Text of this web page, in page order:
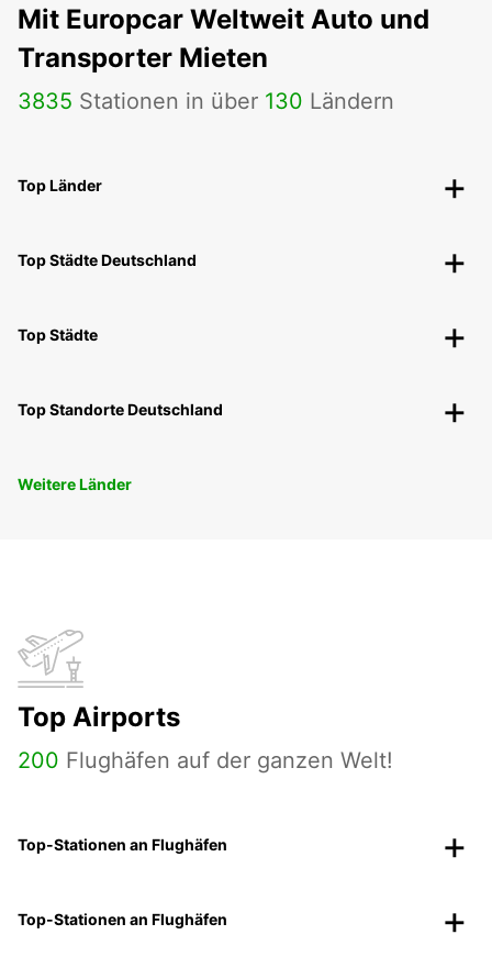
Mit Europcar Weltweit Auto und
Transporter Mieten
3835 Stationen in über 130 Ländern
Top Länder
Top Städte Deutschland
Top Städte
Top Standorte Deutschland
Weitere Länder
Top Airports
200 Flughäfen auf der ganzen Welt!
Top-Stationen an Flughäfen
Top-Stationen an Flughäfen